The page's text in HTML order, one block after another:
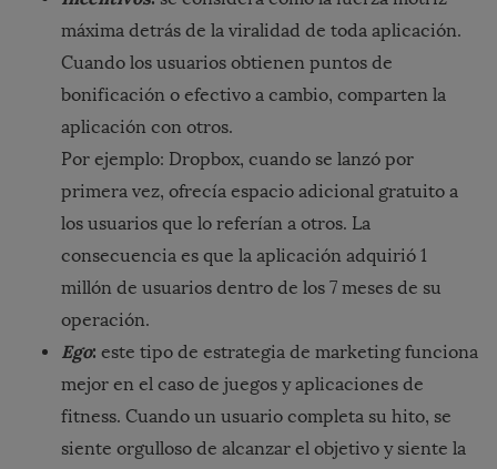
máxima detrás de la viralidad de toda aplicación.
Cuando los usuarios obtienen puntos de
bonificación o efectivo a cambio, comparten la
aplicación con otros.
Por ejemplo: Dropbox, cuando se lanzó por
primera vez, ofrecía espacio adicional gratuito a
los usuarios que lo referían a otros. La
consecuencia es que la aplicación adquirió 1
millón de usuarios dentro de los 7 meses de su
operación.
Ego: este tipo de estrategia de marketing funciona
mejor en el caso de juegos y aplicaciones de
fitness. Cuando un usuario completa su hito, se
siente orgulloso de alcanzar el objetivo y siente la